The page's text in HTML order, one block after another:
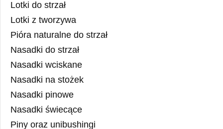
Lotki do strzał
Lotki z tworzywa
Pióra naturalne do strzał
Nasadki do strzał
Nasadki wciskane
Nasadki na stożek
Nasadki pinowe
Nasadki świecące
Piny oraz unibushingi